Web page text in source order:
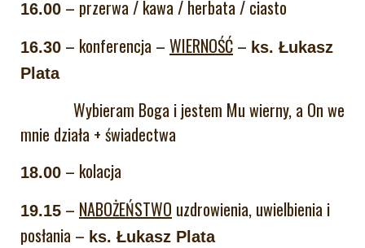
16.00 – przerwa / kawa / herbata / ciasto
16.30 – konferencja – WIERNOŚĆ – ks. Łukasz
Plata
Wybieram Boga i jestem Mu wierny, a On we
mnie działa + świadectwa
18.00 – kolacja
19.15 – NABOŻEŃSTWO uzdrowienia, uwielbienia i
posłania – ks. Łukasz Plata